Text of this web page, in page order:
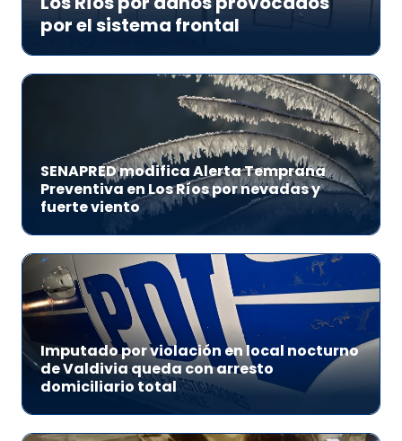
por el sistema frontal
SENAPRED modifica Alerta Temprana
Preventiva en Los Ríos por nevadas y
fuerte viento
Imputado por violación en local nocturno
de Valdivia queda con arresto
domiciliario total